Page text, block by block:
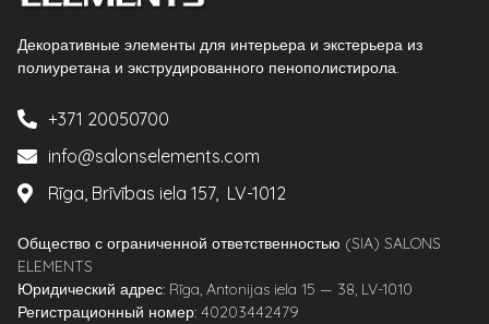
Декоративные элементы для интерьера и экстерьера из
полиуретана и экструдированного пенополистирола.
+371 20050700
info@salonselements.com
Rīga, Brīvības iela 157, LV-1012
Общество с ограниченной ответственностью (SIA) SALONS
ELEMENTS
Юридический адрес: Rīga, Antonijas iela 15 — 38, LV-1010
Регистрационный номер: 40203442479